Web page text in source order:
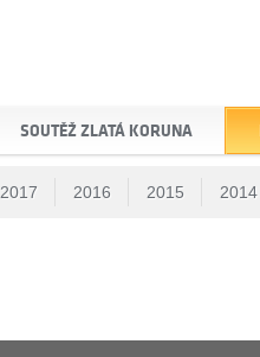
SOUTĚŽ ZLATÁ KORUNA
2017 2016 2015 2014